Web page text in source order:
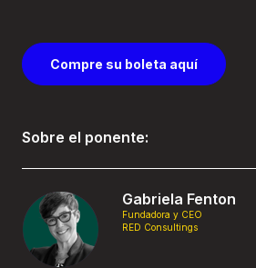
Compre su boleta aquí
Sobre el ponente:
Gabriela Fenton
Fundadora y CEO
RED Consultings